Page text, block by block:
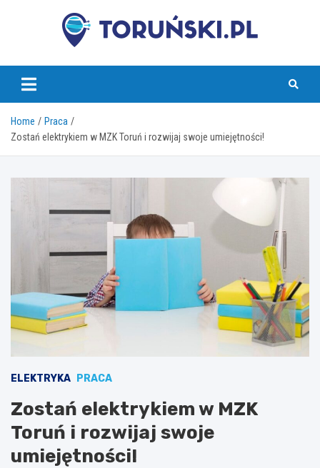
torunski.pl
Home
Praca
Zostań elektrykiem w MZK Toruń i rozwijaj swoje umiejętności!
ELEKTRYKA PRACA
Zostań elektrykiem w MZK
Toruń i rozwijaj swoje
umiejętności!